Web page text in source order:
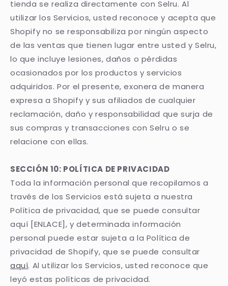
tienda se realiza directamente con Selru. Al
utilizar los Servicios, usted reconoce y acepta que
Shopify no se responsabiliza por ningún aspecto
de las ventas que tienen lugar entre usted y Selru,
lo que incluye lesiones, daños o pérdidas
ocasionados por los productos y servicios
adquiridos. Por el presente, exonera de manera
expresa a Shopify y sus afiliados de cualquier
reclamación, daño y responsabilidad que surja de
sus compras y transacciones con Selru o se
relacione con ellas.
SECCIÓN 10: POLÍTICA DE PRIVACIDAD
Toda la información personal que recopilamos a
través de los Servicios está sujeta a nuestra
Política de privacidad, que se puede consultar
aquí [ENLACE], y determinada información
personal puede estar sujeta a la Política de
privacidad de Shopify, que se puede consultar
aquí. Al utilizar los Servicios, usted reconoce que
leyó estas políticas de privacidad.